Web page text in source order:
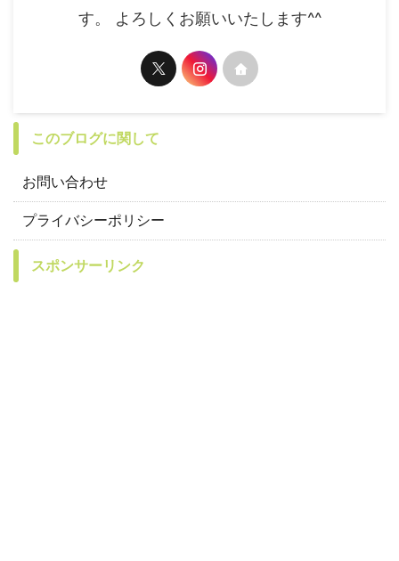
す。 よろしくお願いいたします^^
このブログに関して
お問い合わせ
プライバシーポリシー
スポンサーリンク